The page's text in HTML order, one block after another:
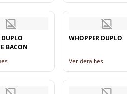
DUPLO
BACON
WHOPPER DUPLO
Ver detalhes